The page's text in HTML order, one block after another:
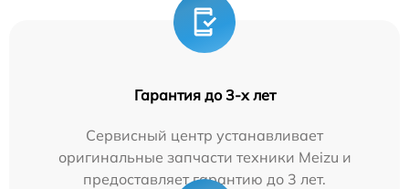
Гарантия до 3-х лет
Сервисный центр устанавливает
оригинальные запчасти техники Meizu и
предоставляет гарантию до 3 лет.